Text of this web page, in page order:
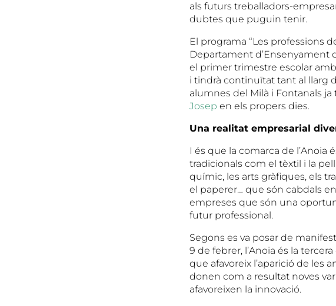
als futurs treballadors-
dubtes que puguin tenir.
El programa “Les professions
Departament d’Ensenyament
el primer trimestre escolar amb
i tindrà continuïtat tant al llarg
alumnes del Milà i Fontanals
Josep en els propers dies.
Una realitat empresarial
I és que la comarca de l’Anoia
tradicionals com el tèxtil i la
químic, les arts gràfiques, els
el paperer… que són cabdals
empreses que són una
futur professional.
Segons es va posar de
9 de febrer, l’Anoia és la
que afavoreix l’aparició de les
donen com a resultat noves
afavoreixen la innovació.